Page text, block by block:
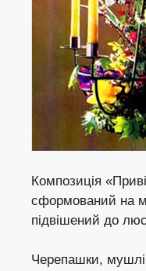
Композиція
сформований на
підвішений до
Черепашки, мушлі